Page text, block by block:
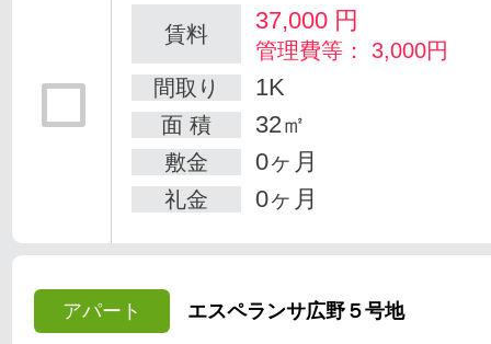
賃料 37,000 円
管理費等： 3,000円
間取り
1K
面 積 32㎡
敷金 0ヶ月
礼金 0ヶ月
アパート エスペランサ広野５号地